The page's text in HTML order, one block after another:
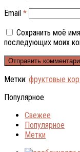
Email *
Сохранить моё
последующих моих
Метки: фруктовые
Популярное
Свежее
Популярное
Метки